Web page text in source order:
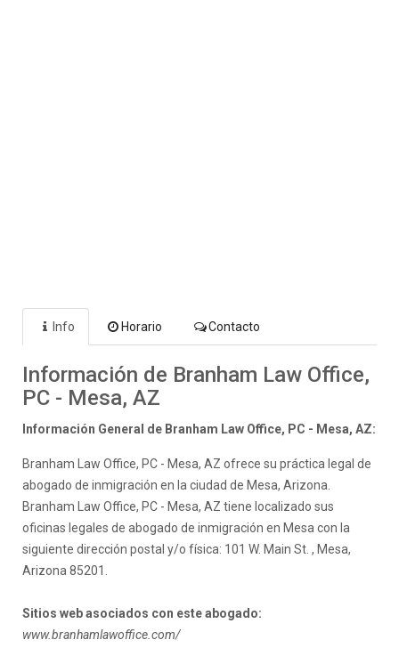
Info Horario Contacto
Información de Branham Law Office,
PC - Mesa, AZ
Información General de Branham Law Office, PC - Mesa, AZ:
Branham Law Office, PC - Mesa, AZ ofrece su práctica legal de
abogado de inmigración en la ciudad de Mesa, Arizona.
Branham Law Office, PC - Mesa, AZ tiene localizado sus
oficinas legales de abogado de inmigración en Mesa con la
siguiente dirección postal y/o física: 101 W. Main St. , Mesa,
Arizona 85201.
Sitios web asociados con este abogado:
www.branhamlawoffice.com/